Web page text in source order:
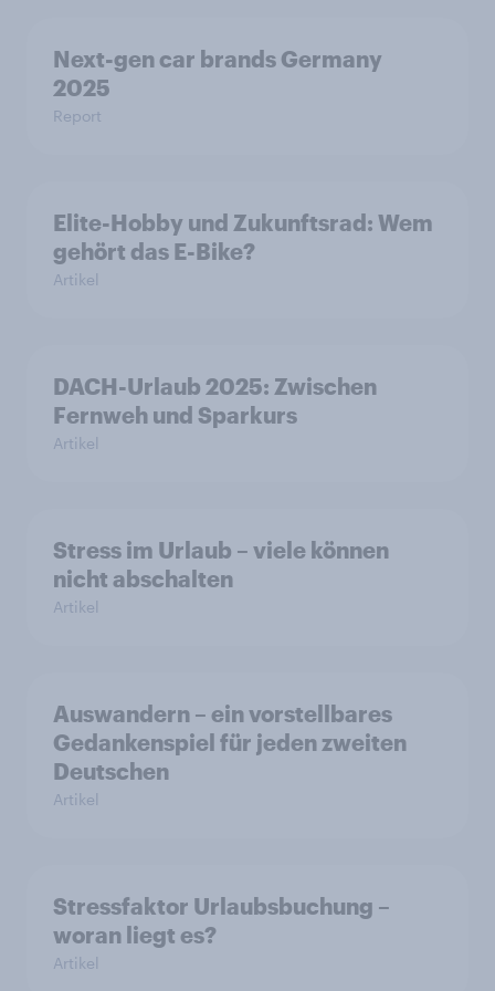
Next-gen car brands Germany
2025
Report
Elite-Hobby und Zukunftsrad: Wem
gehört das E-Bike?
Artikel
DACH-Urlaub 2025: Zwischen
Fernweh und Sparkurs
Artikel
Stress im Urlaub – viele können
nicht abschalten
Artikel
Auswandern – ein vorstellbares
Gedankenspiel für jeden zweiten
Deutschen
Artikel
Stressfaktor Urlaubsbuchung –
woran liegt es?
Artikel